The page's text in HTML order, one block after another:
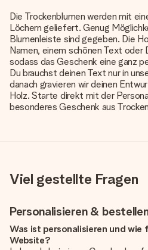
Die Trockenblumen werden mit
Löchern geliefert. Genug
Blumenleiste sind gegeben. Die
Namen, einem schönen Text oder
sodass das Geschenk eine ganz
Du brauchst deinen Text nur in
danach gravieren wir deinen
Holz. Starte direkt mit der
besonderes Geschenk aus
Viel gestellte Fragen
Personalisieren &
Was ist personalisieren und
Website?